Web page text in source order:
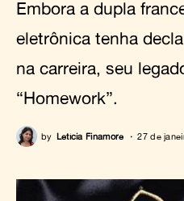
Embora a dupla
eletrônica tenha
na carreira, seu
“Homework”.
by Letícia Finamore 27 de